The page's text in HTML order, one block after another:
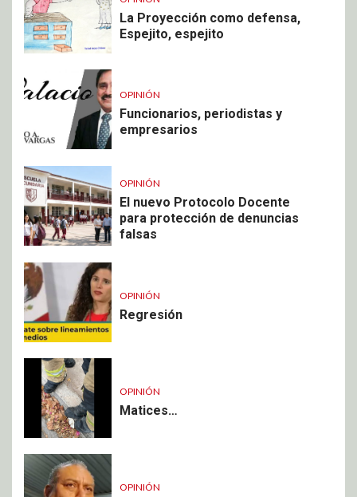
La Proyección como defensa,
Espejito, espejito
OPINIÓN
Funcionarios, periodistas y
empresarios
OPINIÓN
El nuevo Protocolo Docente
para protección de denuncias
falsas
OPINIÓN
Regresión
OPINIÓN
Matices…
OPINIÓN